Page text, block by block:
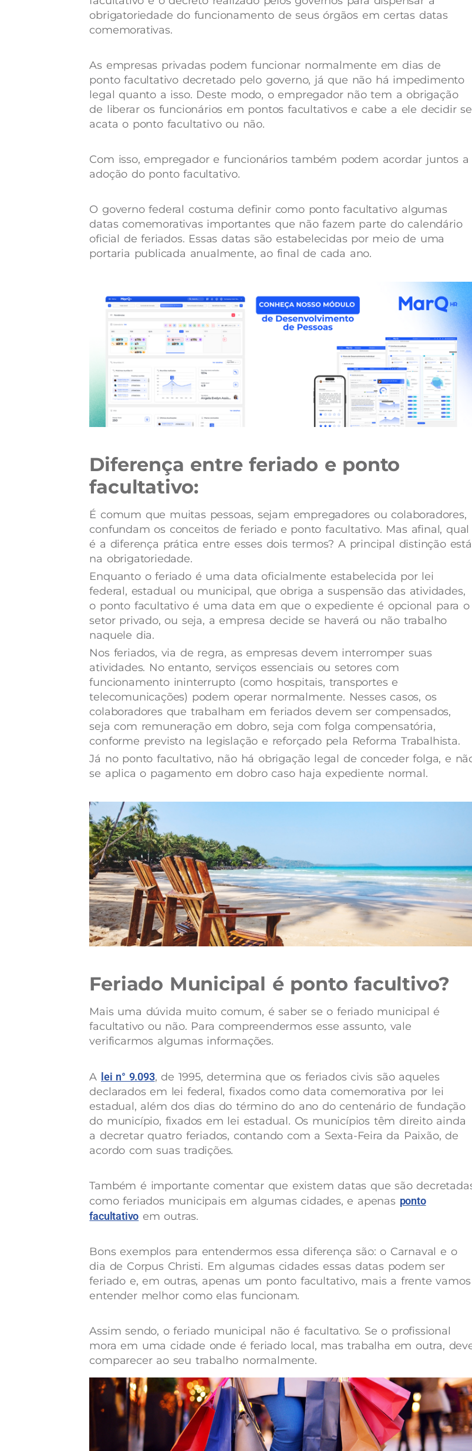
obrigatoriedade do funcionamento de seus órgãos em certas datas
comemorativas.
As empresas privadas podem funcionar normalmente em dias de
ponto facultativo decretado pelo governo, já que não há impedimento
legal quanto a isso. Deste modo, o empregador não tem a obrigação
de liberar os funcionários em pontos facultativos e cabe a ele decidir se
acata o ponto facultativo ou não.
Com isso, empregador e funcionários também podem acordar juntos a
adoção do ponto facultativo.
O governo federal costuma definir como ponto facultativo algumas
datas comemorativas importantes que não fazem parte do calendário
oficial de feriados. Essas datas são estabelecidas por meio de uma
portaria publicada anualmente, ao final de cada ano.
Diferença entre feriado e ponto
facultativo:
É comum que muitas pessoas, sejam empregadores ou colaboradores,
confundam os conceitos de feriado e ponto facultativo. Mas afinal, qual
é a diferença prática entre esses dois termos? A principal distinção está
na obrigatoriedade.
Enquanto o feriado é uma data oficialmente estabelecida por lei
federal, estadual ou municipal, que obriga a suspensão das atividades,
o ponto facultativo é uma data em que o expediente é opcional para o
setor privado, ou seja, a empresa decide se haverá ou não trabalho
naquele dia.
Nos feriados, via de regra, as empresas devem interromper suas
atividades. No entanto, serviços essenciais ou setores com
funcionamento ininterrupto (como hospitais, transportes e
telecomunicações) podem operar normalmente. Nesses casos, os
colaboradores que trabalham em feriados devem ser compensados,
seja com remuneração em dobro, seja com folga compensatória,
conforme previsto na legislação e reforçado pela Reforma Trabalhista.
Já no ponto facultativo, não há obrigação legal de conceder folga, e
se aplica o pagamento em dobro caso haja expediente normal.
Feriado Municipal é ponto facultivo?
Mais uma dúvida muito comum, é saber se o feriado municipal é
facultativo ou não. Para compreendermos esse assunto, vale
verificarmos algumas informações.
A lei n° 9.093, de 1995, determina que os feriados civis são aqueles
declarados em lei federal, fixados como data comemorativa por lei
estadual, além dos dias do término do ano do centenário de fundação
do município, fixados em lei estadual. Os municípios têm direito ainda
a decretar quatro feriados, contando com a Sexta-Feira da Paixão, de
acordo com suas tradições.
Também é importante comentar que existem datas que são
como feriados municipais em algumas cidades, e apenas ponto
facultativo em outras.
Bons exemplos para entendermos essa diferença são: o Carnaval e o
dia de Corpus Christi. Em algumas cidades essas datas podem ser
feriado e, em outras, apenas um ponto facultativo, mais a frente vamos
entender melhor como elas funcionam.
Assim sendo, o feriado municipal não é facultativo. Se o profissional
mora em uma cidade onde é feriado local, mas trabalha em outra,
comparecer ao seu trabalho normalmente.